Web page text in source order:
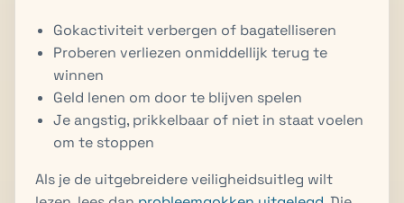
Gokactiviteit verbergen of bagatelliseren
Proberen verliezen onmiddellijk terug te
winnen
Geld lenen om door te blijven spelen
Je angstig, prikkelbaar of niet in staat voelen
om te stoppen
Als je de uitgebreidere veiligheidsuitleg wilt